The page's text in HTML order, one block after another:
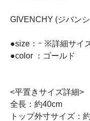
GIVENCHY (ジバン
●size：ｰ ※詳細サイ
●color ：ゴールド
<平置きサイズ詳細>
全長：約40cm
トップ外寸サイズ：